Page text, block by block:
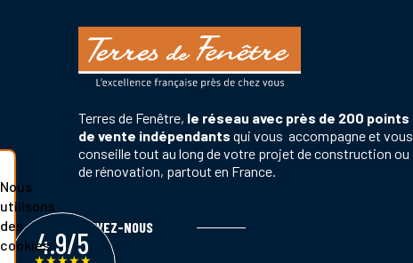
Terres de Fenêtre, le réseau avec près de 200 points
de vente indépendants qui vous accompagne et vous
conseille tout au long de votre projet de construction ou
de rénovation, partout en France.
SUIVEZ-NOUS
4.9/5
Nous
utilisons
des
cookies